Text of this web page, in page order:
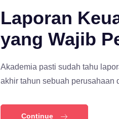
Laporan
yang Wajib
Akademia pasti sudah tahu
akhir tahun sebuah
Continue